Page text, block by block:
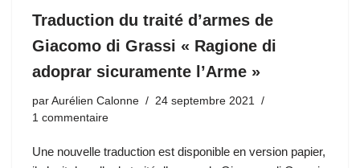
Traduction du traité d’armes de
Giacomo di Grassi « Ragione di
adoprar sicuramente l’Arme »
par Aurélien Calonne
24 septembre 2021
1 commentaire
Une nouvelle traduction est disponible en version papier,